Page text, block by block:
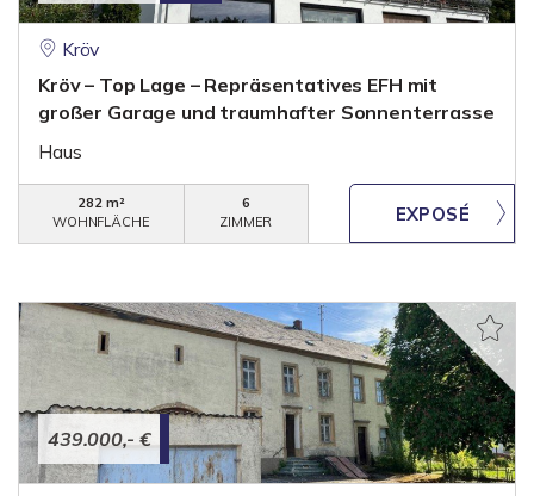
Kröv
Kröv – Top Lage – Repräsentatives EFH mit
großer Garage und traumhafter Sonnenterrasse
Haus
282 m²
WOHNFLÄCHE
6
ZIMMER
439.000,- €